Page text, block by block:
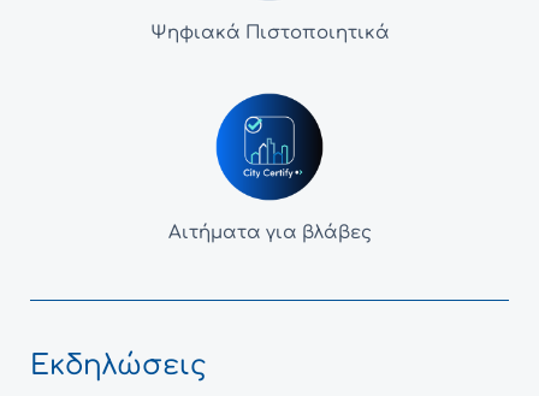
Ψηφιακά Πιστοποιητικά
Αιτήματα για βλάβες
Εκδηλώσεις